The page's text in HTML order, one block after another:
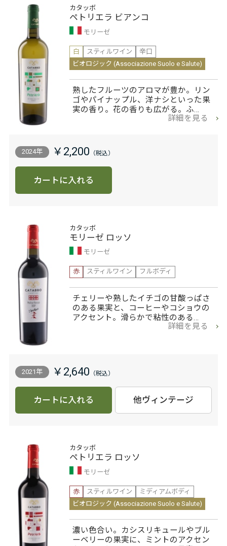
カタッボ
ペトリエラ ビアンコ
モリーゼ
白
スティルワイン
辛口
ビオロジック (Associazione Suolo e Salute)
熟したフルーツのアロマが豊か。リン
ゴやパイナップル、洋ナシといった果
実の香り。花の香りも広がる。ふ…
詳細を見る
2024年 ￥2,200
カートに入れる
カタッボ
モリーゼ ロッソ
モリーゼ
赤
スティルワイン フルボディ
チェリーや熟したイチゴの甘酸っぱさ
のある果実と、コーヒーやコショウの
アクセント。滑らかで粘性のある…
詳細を見る
2021年 ￥2,640
カートに入れる 他ヴィンテージ
カタッボ
ペトリエラ ロッソ
モリーゼ
赤
スティルワイン
ミディアムボディ
ビオロジック (Associazione Suolo e Salute)
濃い色合い。カシスリキュールやブル
ーベリーの果実に、ミントのアクセン